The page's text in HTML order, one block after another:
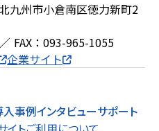
州市小倉南区徳力新町2
FAX：093-965-1055
企業サイト
入事例インタビューサポート